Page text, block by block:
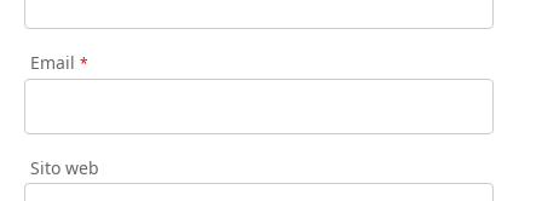
Email *
Sito web